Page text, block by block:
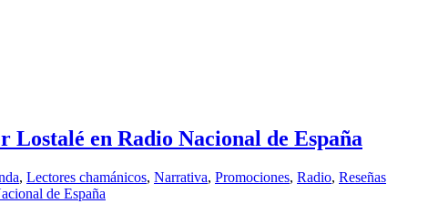
Lostalé en Radio Nacional de España
, Lectores chamánicos, Narrativa, Promociones, Radio, Reseñas